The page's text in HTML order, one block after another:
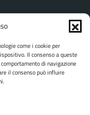
come i cookie per
Il consenso a queste
di navigazione
il consenso può influire